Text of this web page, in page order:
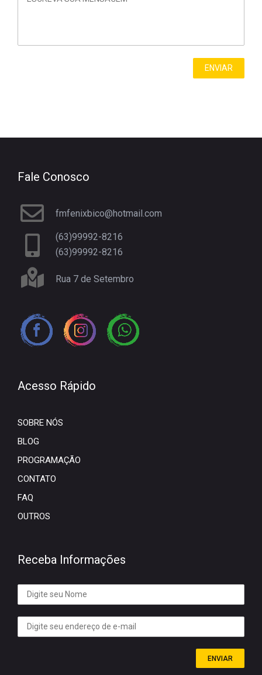
Fale Conosco
fmfenixbico@hotmail.com
(63)99992-8216
(63)99992-8216
Rua 7 de Setembro
Acesso Rápido
SOBRE NÓS
BLOG
PROGRAMAÇÃO
CONTATO
FAQ
OUTROS
Receba Informações
ENVIAR